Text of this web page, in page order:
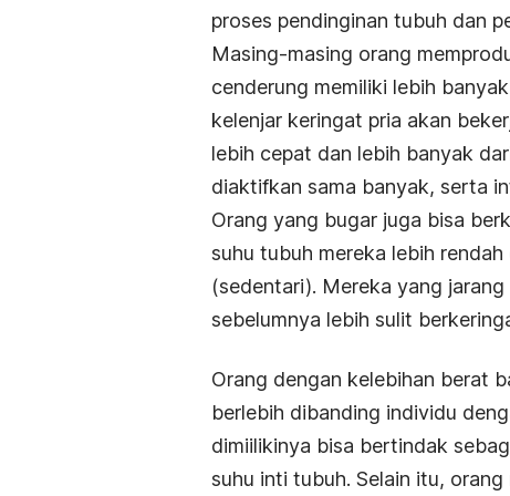
proses pendinginan tubuh dan
Masing-masing orang
cenderung memiliki lebih
kelenjar keringat pria akan
lebih cepat dan lebih banyak
diaktifkan sama banyak, serta
Orang yang bugar juga bisa
suhu tubuh mereka lebih
(sedentari). Mereka yang
sebelumnya lebih sulit
Orang dengan kelebihan berat
berlebih dibanding individu
dimiilikinya bisa bertindak
suhu inti tubuh. Selain itu,